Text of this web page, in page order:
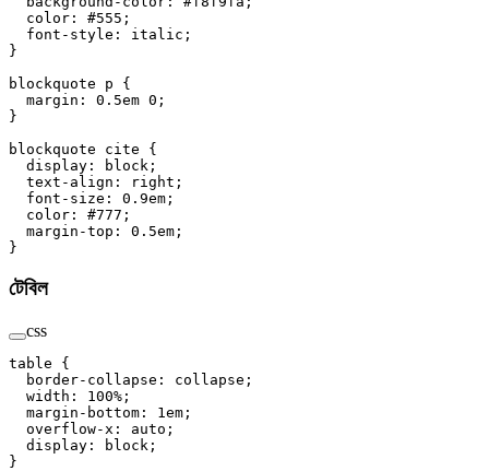
  color
: #555 ;
  font-style
: italic ;
}
blockquote p {
  margin
: 0.5em 0 ;
}
blockquote cite {
  display
: block ;
  text-align
: right ;
  font-size
: 0.9em ;
  color
: #777 ;
  margin-top
: 0.5em ;
}
টেবিল
css
table {
  border-collapse
: collapse ;
  width
: 100% ;
  margin-bottom
: 1 em ;
  overflow-x
: auto ;
  display
: block ;
}